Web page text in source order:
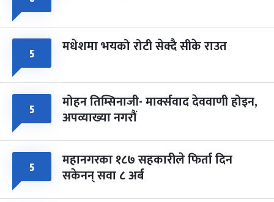
५ मधेशमा भयको रोटी सेक्दै सीके राउत
५ मोहन तिम्सिनाजी- मार्क्सवाद देववाणी होइन,
अपव्याख्या नगरौं
५ महानगरका १८७ सहकारीले फिर्ता दिन
सकेनन् सवा ८ अर्ब